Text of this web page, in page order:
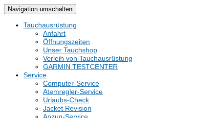
Navigation umschalten
Tauchausrüstung
Anfahrt
Öffnungszeiten
Unser Tauchshop
Verleih von Tauchausrüstung
GARMIN TESTCENTER
Service
Computer-Service
Atemregler-Service
Urlaubs-Check
Jacket Revision